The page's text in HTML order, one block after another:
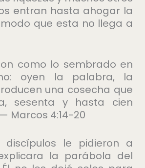
entran hasta ahogar la
que esta no llega a
como lo sembrado en
oyen la palabra, la
una cosecha que
sesenta y hasta cien
Marcos 4:14-20
discípulos le pidieron a
la parábola del